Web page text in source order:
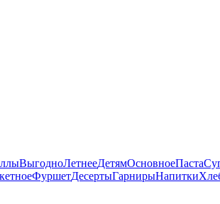
ВыгодноЛетнееДетямОсновноеПаста
ФуршетДесертыГарнирыНапитки